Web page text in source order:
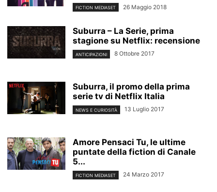
FICTION MEDIASET 26 Maggio 2018
Suburra – La Serie, prima
stagione su Netflix: recensione
ANTICIPAZIONI 8 Ottobre 2017
Suburra, il promo della prima
serie tv di Netflix Italia
NEWS E CURIOSITÀ 13 Luglio 2017
Amore Pensaci Tu, le ultime
puntate della fiction di Canale
5...
FICTION MEDIASET 24 Marzo 2017